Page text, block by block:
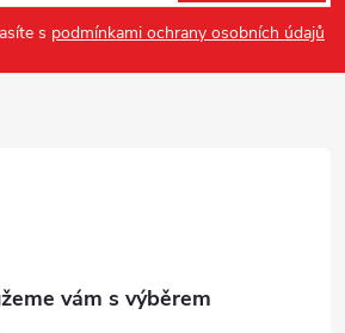
s podmínkami ochrany osobních údajů